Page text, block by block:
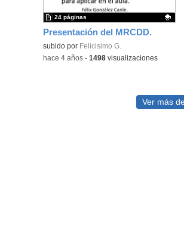
Presentación del MRCDD.
Contenido educativo.
subido por Felicisimo G.
24 páginas
-hace 4 años- 1498visualizaciones
Ver más